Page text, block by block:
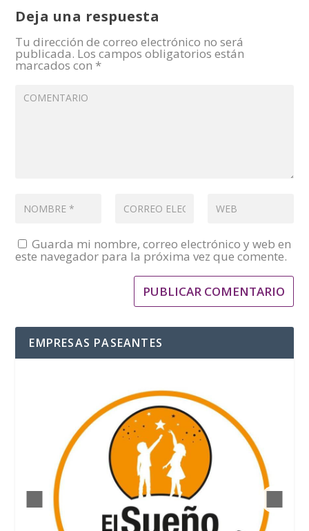
Deja una respuesta
Tu dirección de correo electrónico no será
publicada. Los campos obligatorios están
marcados con *
Guarda mi nombre, correo electrónico y web en
este navegador para la próxima vez que comente.
EMPRESAS PASEANTES